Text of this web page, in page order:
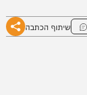
שיתוף הכתבה